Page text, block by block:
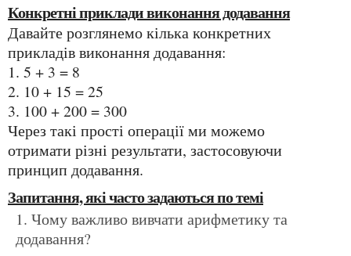
Конкретні приклади виконання додавання
Давайте розглянемо кілька конкретних
прикладів виконання додавання:
1. 5 + 3 = 8
2. 10 + 15 = 25
3. 100 + 200 = 300
Через такі прості операції ми можемо
отримати різні результати, застосовуючи
принцип додавання.
Запитання, які часто задаються по темі
Чому важливо вивчати арифметику та
додавання?